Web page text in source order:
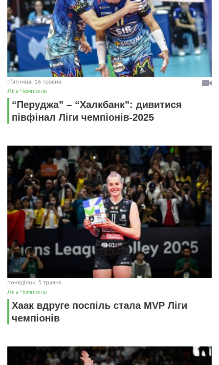
пʼятниця, 16 травня
Ліга Чемпіонів
“Перуджа” – “Халкбанк”: дивитися
півфінал Ліги чемпіонів-2025
понеділок, 5 травня
Ліга Чемпіонів
Хаак вдруге поспіль стала MVP Ліги
чемпіонів